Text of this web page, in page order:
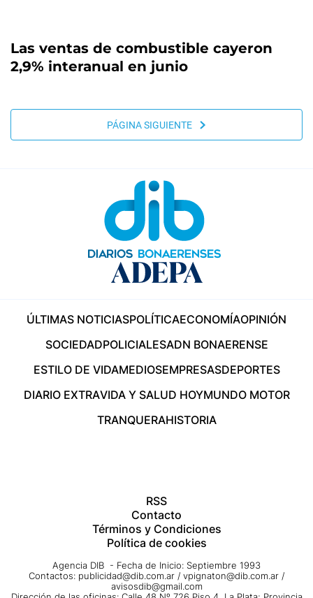
Las ventas de combustible cayeron
2,9% interanual en junio
PÁGINA SIGUIENTE
ÚLTIMAS NOTICIASPOLÍTICAECONOMÍAOPINIÓN
SOCIEDADPOLICIALESADN BONAERENSE
ESTILO DE VIDAMEDIOSEMPRESASDEPORTES
DIARIO EXTRAVIDA Y SALUD HOYMUNDO MOTOR
TRANQUERAHISTORIA
RSS
Contacto
Términos y Condiciones
Política de cookies
Agencia DIB - Fecha de Inicio: Septiembre 1993
Contactos: publicidad@dib.com.ar / vpignaton@dib.com.ar /
avisosdib@gmail.com